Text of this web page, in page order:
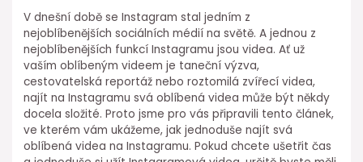
V dnešní době se Instagram stal jedním z
nejoblíbenějších sociálních médií na světě. A jednou z
nejoblíbenějších funkcí Instagramu jsou videa. Ať už
vaším oblíbeným videem je taneční výzva,
cestovatelská reportáž nebo roztomilá zvířecí videa,
najít na Instagramu svá oblíbená videa může být někdy
docela složité. Proto jsme pro vás připravili tento článek,
ve kterém vám ukážeme, jak jednoduše najít svá
oblíbená videa na Instagramu. Pokud chcete ušetřit čas